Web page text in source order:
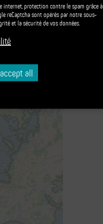
vivre une
internet, protection contre le spam grâce à
reCaptcha sont opérés par notre sous-
et la sécurité de vos données.
accept all